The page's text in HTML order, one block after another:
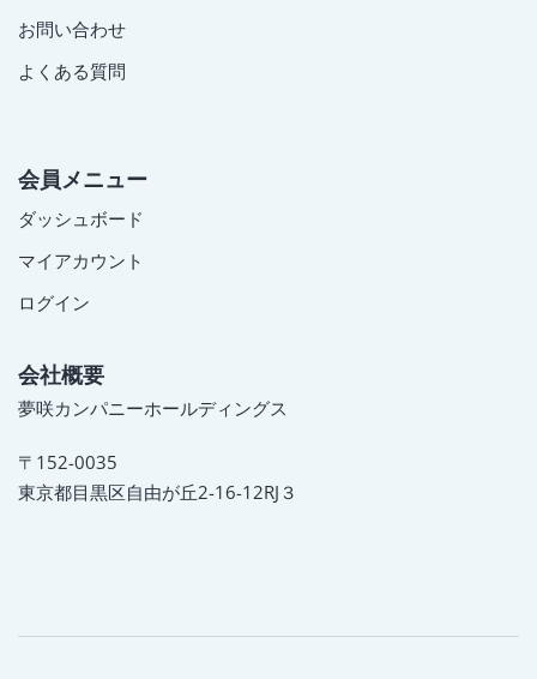
お問い合わせ
よくある質問
会員メニュー
ダッシュボード
マイアカウント
ログイン
会社概要
夢咲カンパニーホールディングス
〒152-0035
東京都目黒区自由が丘2-16-12RJ３